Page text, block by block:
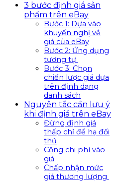
3 bước định giá sản
phẩm trên eBay
Bước 1: Dựa vào
khuyến nghị về
giá của eBay
Bước 2: Ứng dụng
tương tự
Bước 3: Chọn
chiến lược giá dựa
trên định dạng
danh sách
Nguyên tắc cần lưu ý
khi định giá trên eBay
Đừng định giá
thấp chỉ để hạ đối
thủ
Cộng chi phí vào
giá
Chấp nhận mức
giá thương lượng